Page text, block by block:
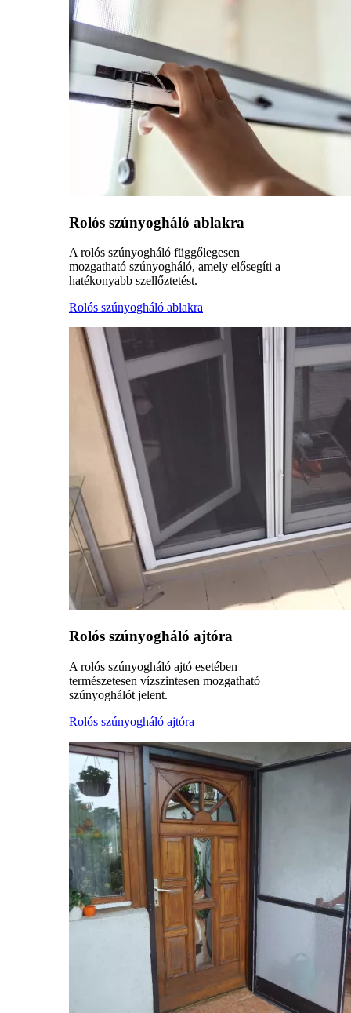
Rolós szúnyogháló ablakra
A rolós szúnyogháló függőlegesen
mozgatható szúnyogháló, amely elősegíti a
hatékonyabb szellőztetést.
Rolós szúnyogháló ablakra
Rolós szúnyogháló ajtóra
A rolós szúnyogháló ajtó esetében
természetesen vízszintesen mozgatható
szúnyoghálót jelent.
Rolós szúnyogháló ajtóra